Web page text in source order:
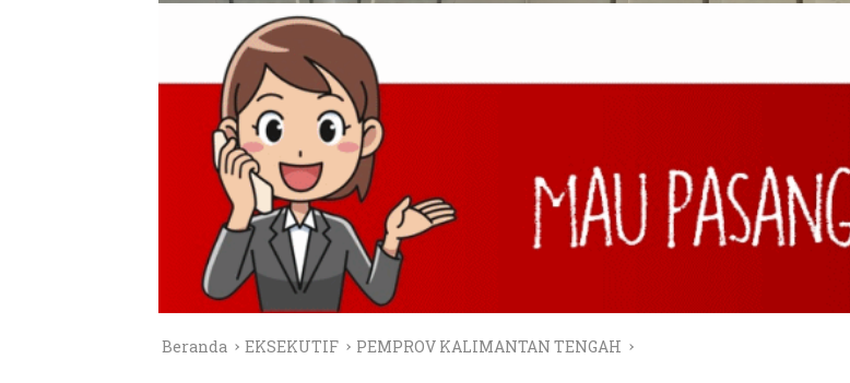
Beranda EKSEKUTIF PEMPROV KALIMANTAN TENGAH